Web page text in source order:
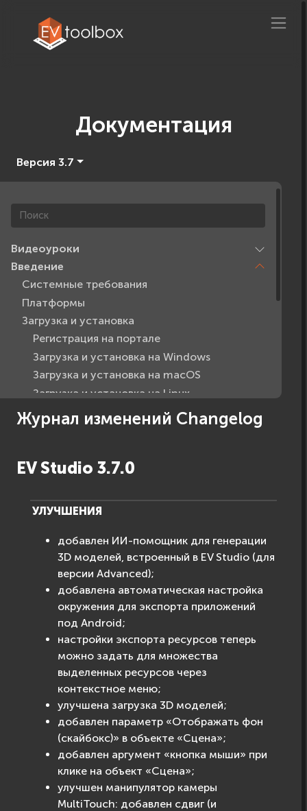
Документация
Версия 3.7
Видеоуроки
Введение
Системные требования
Платформы
Загрузка и установка
Регистрация на портале
Загрузка и установка на Windows
Загрузка и установка на macOS
Загрузка и установка на Linux
Журнал изменений Changelog
Запланированные обновления
Объекты
F.A.Q.
Advanced API Reference
Журнал изменений Changelog
EV Studio 3.7.0
УЛУЧШЕНИЯ
добавлен ИИ-помощник для генерации
3D моделей, встроенный в EV Studio (для
версии Advanced);
добавлена автоматическая настройка
окружения для экспорта приложений
под Android;
настройки экспорта ресурсов теперь
можно задать для множества
выделенных ресурсов через
контекстное меню;
улучшена загрузка 3D моделей;
добавлен параметр «Отображать фон
(скайбокс)» в объекте «Сцена»;
добавлен аргумент «кнопка мыши» при
клике на объект «Сцена»;
улучшен манипулятор камеры
MultiTouch: добавлен сдвиг (и